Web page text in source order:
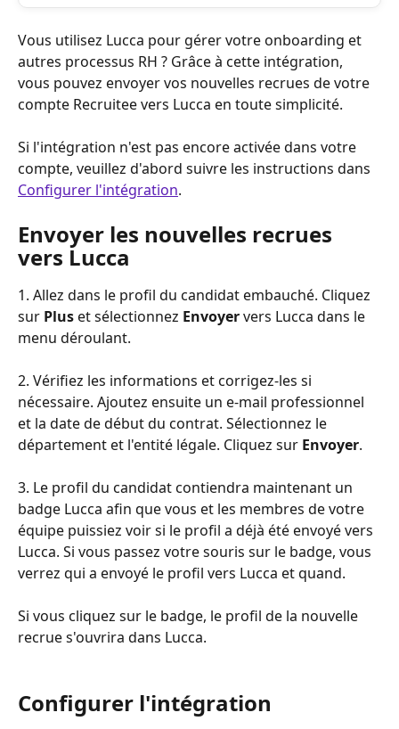
Vous utilisez Lucca pour gérer votre onboarding et
autres processus RH ? Grâce à cette intégration,
vous pouvez envoyer vos nouvelles recrues de votre
compte Recruitee vers Lucca en toute simplicité.
Si l'intégration n'est pas encore activée dans votre
compte, veuillez d'abord suivre les instructions dans
Configurer l'intégration.
Envoyer les nouvelles recrues
vers Lucca
1. Allez dans le profil du candidat embauché. Cliquez
sur Plus et sélectionnez Envoyer vers Lucca dans le
menu déroulant.
2. Vérifiez les informations et corrigez-les si
nécessaire. Ajoutez ensuite un e-mail professionnel
et la date de début du contrat. Sélectionnez le
département et l'entité légale. Cliquez sur Envoyer.
3. Le profil du candidat contiendra maintenant un
badge Lucca afin que vous et les membres de votre
équipe puissiez voir si le profil a déjà été envoyé vers
Lucca. Si vous passez votre souris sur le badge, vous
verrez qui a envoyé le profil vers Lucca et quand.
Si vous cliquez sur le badge, le profil de la nouvelle
recrue s'ouvrira dans Lucca.
Configurer l'intégration